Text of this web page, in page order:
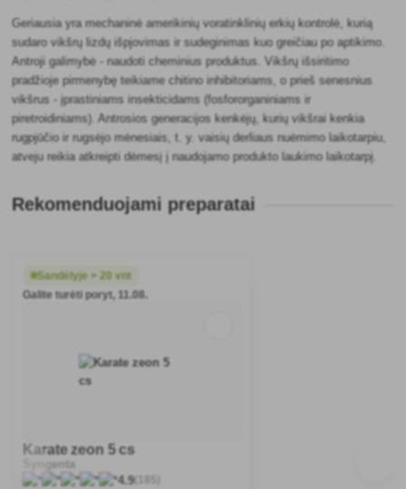
Geriausia yra mechaninė amerikinių voratinklinių erkių kontrolė, kurią
sudaro vikšrų lizdų išpjovimas ir sudeginimas kuo greičiau po aptikimo.
Antroji galimybė - naudoti cheminius produktus. Vikšrų išsiritimo
pradžioje pirmenybę teikiame chitino inhibitoriams, o prieš senesnius
vikšrus - įprastiniams insekticidams (fosfororganiniams ir
piretroidiniams). Antrosios generacijos kenkėjų, kurių vikšrai kenkia
rugpjūčio ir rugsėjo mėnesiais, t. y. vaisių derliaus nuėmimo laikotarpiu,
atveju reikia atkreipti dėmesį į naudojamo produkto laukimo laikotarpį.
Rekomenduojami preparatai
Sandėlyje > 20 vnt
Galite turėti poryt, 11.08.
Karate zeon 5 cs
Syngenta
4.9(185)